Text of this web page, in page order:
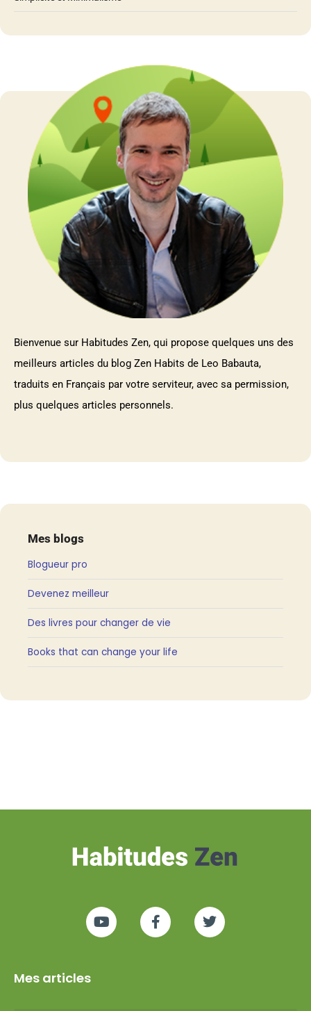
Bienvenue sur Habitudes Zen, qui propose quelques uns des
meilleurs articles du blog Zen Habits de Leo Babauta,
traduits en Français par votre serviteur, avec sa permission,
plus quelques articles personnels.
Mes blogs
Blogueur pro
Devenez meilleur
Des livres pour changer de vie
Books that can change your life
Mes articles